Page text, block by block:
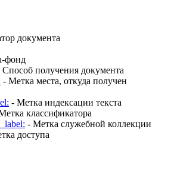
документа
фонд
Способ получения документа
- Метка места, откуда получен
- Метка индексации текста
классификатора
- Метка служебной коллекции
доступа